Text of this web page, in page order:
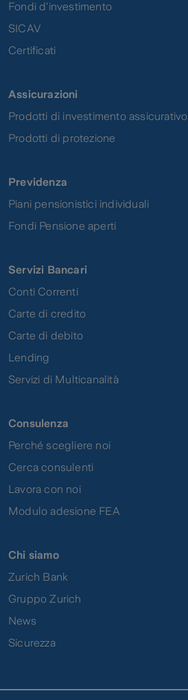
Fondi d'investimento
SICAV
Certificati
Assicurazioni
Prodotti di investimento assicurativo
Prodotti di protezione
Previdenza
Piani pensionistici individuali
Fondi Pensione aperti
Servizi Bancari
Conti Correnti
Carte di credito
Carte di debito
Lending
Servizi di Multicanalità
Consulenza
Perché scegliere noi
Cerca consulenti
Lavora con noi
Modulo adesione FEA
Chi siamo
Zurich Bank
Gruppo Zurich
News
Sicurezza